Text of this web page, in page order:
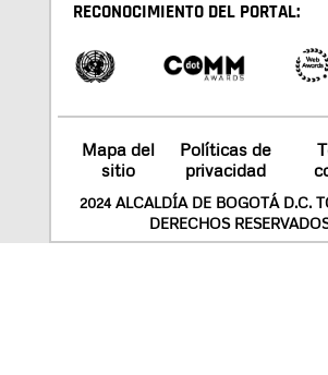
RECONOCIMIENTO DEL PORTAL:
Mapa del
sitio
Políticas de
privacidad
2024 ALCALDÍA DE BOGOTÁ D.C.
DERECHOS